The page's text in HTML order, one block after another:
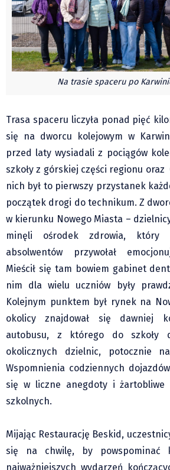
Podróże małe i duże Skałki
Historia
Podróże
Wywiady
Rodziny wielodzietne
Młodzi
Przedszkola
Szkoły podstawowe
Szkoły średnie
Studia
Klub Podróżnika ZA OKNEM
Sport
Czytelnicy piszą
Multimedia
Obiektyw Głosu
Fotoreportaże
studio glos.live
Głos Brandysa
YouTube glos.live
Głos News
Mrózek i Maćkowiak
STREFA PREMIUM
Na trasie spaceru po
Trasa spaceru liczyła ponad pięć
się na dworcu kolejowym w
przed laty wysiadali z pociągów
szkoły z górskiej części regionu oraz
nich był to pierwszy przystanek
początek drogi do technikum. Z
w kierunku Nowego Miasta –
minęli ośrodek zdrowia, który
absolwentów przywołał
Mieścił się tam bowiem gabinet
nim dla wielu uczniów były
Kolejnym punktem był rynek na
okolicy znajdował się dawniej
autobusu, z którego do szkoły
okolicznych dzielnic, potocznie
Wspomnienia codziennych
się w liczne anegdoty i żartobliwe
szkolnych.
Mijając Restaurację Beskid,
się na chwilę, by powspominać
najważniejszych wydarzeń